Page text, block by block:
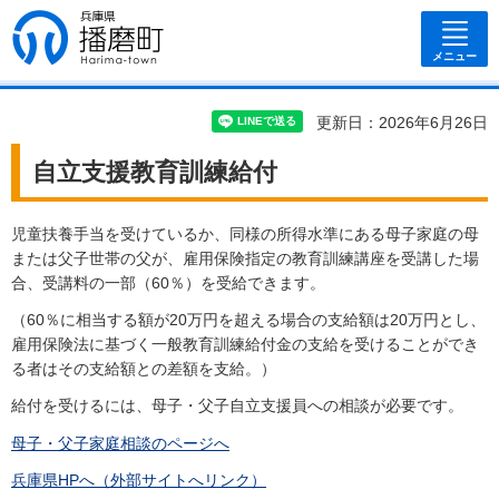
兵庫県 播磨
町
メニュー
更新日：2026年6月26日
自立支援教育訓練給付
児童扶養手当を受けているか、同様の所得水準にある母子家庭の母
または父子世帯の父が、雇用保険指定の教育訓練講座を受講した場
合、受講料の一部（60％）を受給できます。
（60％に相当する額が20万円を超える場合の支給額は20万円とし、
雇用保険法に基づく一般教育訓練給付金の支給を受けることができ
る者はその支給額との差額を支給。）
給付を受けるには、母子・父子自立支援員への相談が必要です。
母子・父子家庭相談のページへ
兵庫県HPへ（外部サイトへリンク）